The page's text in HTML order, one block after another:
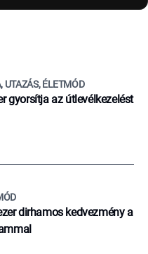
UTAZÁS, ÉLETMÓD
gyorsítja az útlevélkezelést
dirhamos kedvezmény a